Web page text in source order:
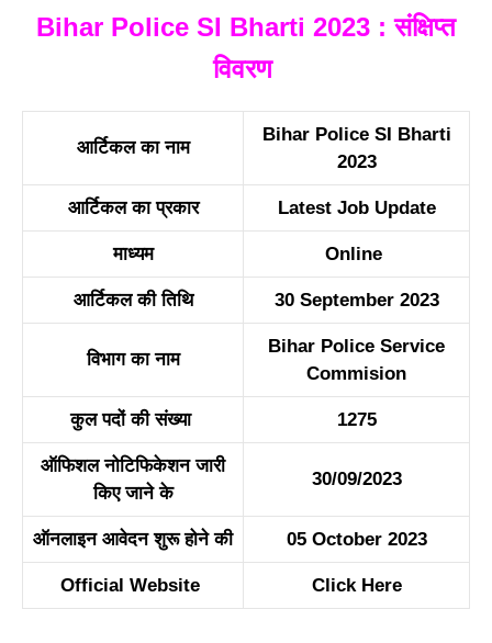
Bihar Police SI Bharti 2023 : संक्षिप्त
विवरण
आर्टिकल का नाम
Bihar Police SI Bharti
2023
आर्टिकल का प्रकार Latest Job Update
माध्यम Online
आर्टिकल की तिथि 30 September 2023
विभाग का नाम
Bihar Police Service
Commision
कुल पदों की संख्या 1275
ऑफिशल नोटिफिकेशन जारी
किए जाने के
30/09/2023
ऑनलाइन आवेदन शुरू होने की 05 October 2023
Official Website Click Here